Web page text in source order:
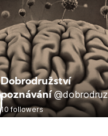
Dobrodružství
poznávání
10 followers